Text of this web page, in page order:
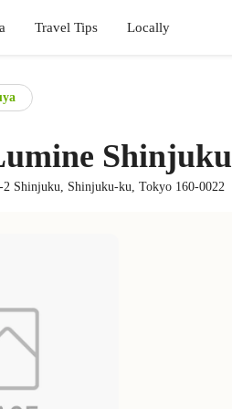
Travel Tips Locally
Shinjuku
Shinjuku, Shinjuku-ku, Tokyo 160-0022